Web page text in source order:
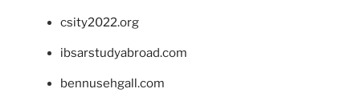
csity2022.org
ibsarstudyabroad.com
bennusehgall.com